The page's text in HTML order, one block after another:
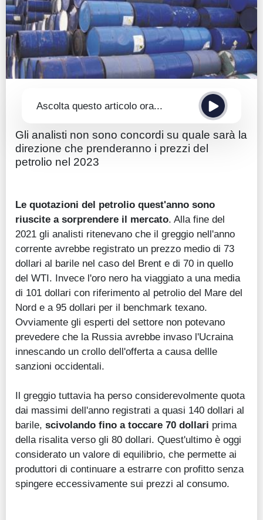
Conto IG
Guru Monitor
Stagionalità
Ascolta questo articolo ora...
Gli analisti non sono concordi su quale sarà la
direzione che prenderanno i prezzi del
petrolio nel 2023
Le quotazioni del petrolio quest'anno sono
riuscite a sorprendere il mercato. Alla fine del
2021 gli analisti ritenevano che il greggio nell'anno
corrente avrebbe registrato un prezzo medio di 73
dollari al barile nel caso del Brent e di 70 in quello
del WTI. Invece l'oro nero ha viaggiato a una media
di 101 dollari con riferimento al petrolio del Mare del
Nord e a 95 dollari per il benchmark texano.
Ovviamente gli esperti del settore non potevano
prevedere che la Russia avrebbe invaso l'Ucraina
innescando un crollo dell'offerta a causa dellle
sanzioni occidentali.
Il greggio tuttavia ha perso considerevolmente quota
dai massimi dell'anno registrati a quasi 140 dollari al
barile, scivolando fino a toccare 70 dollari prima
della risalita verso gli 80 dollari. Quest'ultimo è oggi
considerato un valore di equilibrio, che permette ai
produttori di continuare a estrarre con profitto senza
spingere eccessivamente sui prezzi al consumo.